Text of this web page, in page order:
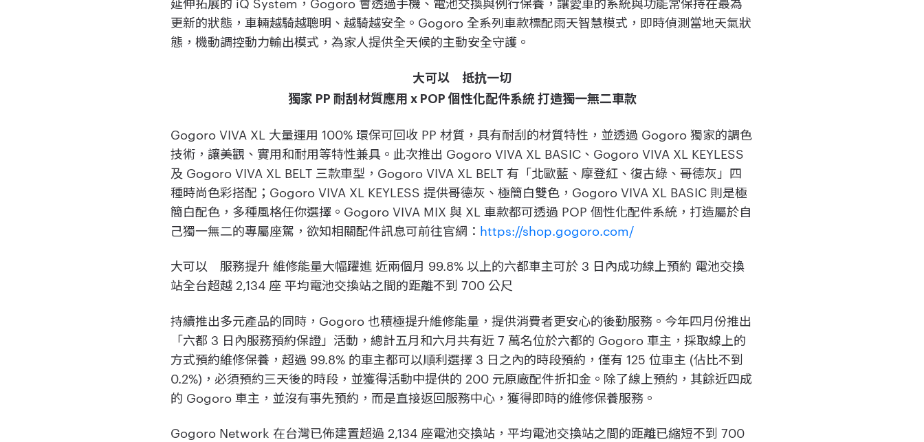
更新的狀態，車輛越騎越聰明、越騎越安全。Gogoro 全系列車款標配雨天智慧模式，即時偵測當地天氣狀
態，機動調控動力輸出模式，為家人提供全天候的主動安全守護。
大可以 抵抗一切
獨家 PP 耐刮材質應用 x POP 個性化配件系統 打造獨一無二車款
Gogoro VIVA XL 大量運用 100% 環保可回收 PP 材質，具有耐刮的材質特性，並透過 Gogoro 獨家的調色
技術，讓美觀、實用和耐用等特性兼具。此次推出 Gogoro VIVA XL BASIC、Gogoro VIVA XL KEYLESS
及 Gogoro VIVA XL BELT 三款車型，Gogoro VIVA XL BELT 有「北歐藍、摩登紅、復古綠、哥德灰」四
種時尚色彩搭配；Gogoro VIVA XL KEYLESS 提供哥德灰、極簡白雙色，Gogoro VIVA XL BASIC 則是極
簡白配色，多種風格任你選擇。Gogoro VIVA MIX 與 XL 車款都可透過 POP 個性化配件系統，打造屬於自
己獨一無二的專屬座駕，欲知相關配件訊息可前往官網： https://shop.gogoro.com/
大可以 服務提升 維修能量大幅躍進 近兩個月 99.8% 以上的六都車主可於 3 日內成功線上預約 電池交換
站全台超越 2,134 座 平均電池交換站之間的距離不到 700 公尺
持續推出多元產品的同時，Gogoro 也積極提升維修能量，提供消費者更安心的後勤服務。今年四月份推出
「六都 3 日內服務預約保證」活動，總計五月和六月共有近 7 萬名位於六都的 Gogoro 車主，採取線上的
方式預約維修保養，超過 99.8% 的車主都可以順利選擇 3 日之內的時段預約，僅有 125 位車主 (佔比不到
0.2%)，必須預約三天後的時段，並獲得活動中提供的 200 元原廠配件折扣金。除了線上預約，其餘近四成
的 Gogoro 車主，並沒有事先預約，而是直接返回服務中心，獲得即時的維修保養服務。
Gogoro Network 在台灣已佈建置超過 2,134 座電池交換站，平均電池交換站之間的距離已縮短不到 700